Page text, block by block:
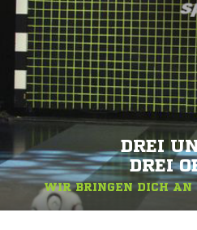
DREI
DREI
WIR BRINGEN DICH AN